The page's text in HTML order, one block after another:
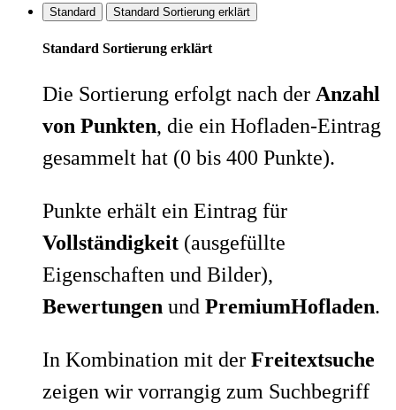
Standard Standard Sortierung erklärt
Standard Sortierung erklärt
Die Sortierung erfolgt nach der Anzahl
von Punkten, die ein Hofladen-Eintrag
gesammelt hat (0 bis 400 Punkte).
Punkte erhält ein Eintrag für
Vollständigkeit (ausgefüllte
Eigenschaften und Bilder),
Bewertungen und PremiumHofladen.
In Kombination mit der Freitextsuche
zeigen wir vorrangig zum Suchbegriff